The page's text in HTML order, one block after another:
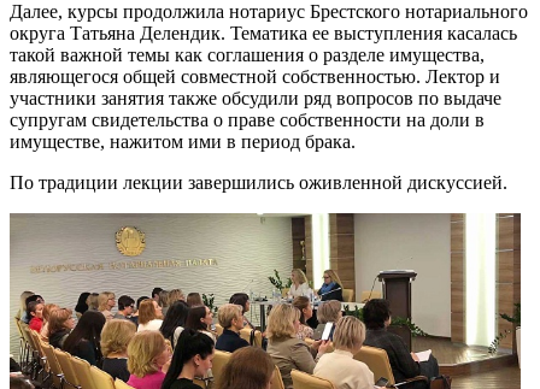
Далее, курсы продолжила нотариус Брестского нотариального
округа Татьяна Делендик. Тематика ее выступления касалась
такой важной темы как соглашения о разделе имущества,
являющегося общей совместной собственностью. Лектор и
участники занятия также обсудили ряд вопросов по выдаче
супругам свидетельства о праве собственности на доли в
имуществе, нажитом ими в период брака.
По традиции лекции завершились оживленной дискуссией.